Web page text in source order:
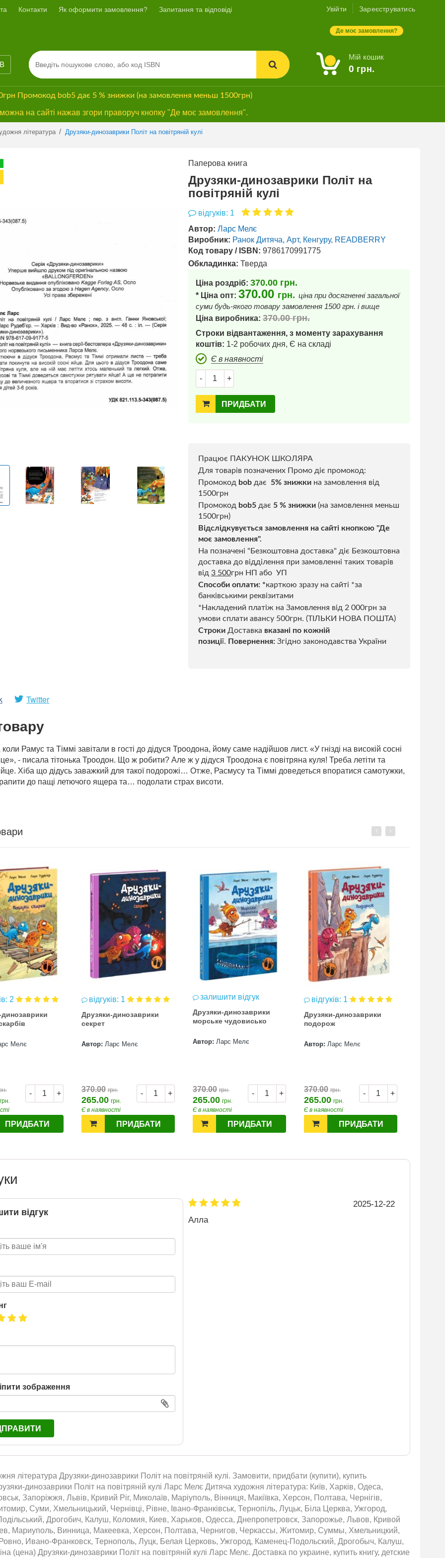
Контакти Як оформити замовлення? Запитання та відповіді Увійти Зареєструватись
Де моє замовлення?
Мій кошик
0 грн.
Промокод bob5 дає 5 % знижки (на замовлення меньш 1500грн)
на сайті нажав згори праворуч кнопку "Де моє замовлення".
література / Друзяки-динозаврики Політ на повітряній кулі
посилка — це один шанс стати
власником нового автомобіля.
Новою поштою і приймай
участь в розіграші авто. Кожна
15 Реєстрація в акції за номером
телефону Сторінка
Previous
ХІТ ПРОДАЖУ
ДОСТАВКА*
Next
Паперова книга
Друзяки-динозаврики Політ на
повітряній кулі
відгуків: 1
Автор: Ларс Мелє
Виробник: Ранок Дитяча, Арт, Кенгуру, READBERRY
Код товару / ISBN: 9786170991775
Обкладинка: Тверда
Ціна роздріб: 370.00 грн.
* Ціна опт: 370.00 грн. ціна при досягненні загальної
суми будь-якого товару замовлення 1500 грн. і вище
Ціна виробника: 370.00грн.
Строки відвантаження, з моменту зарахування
коштів: 1-2 робочих дня, Є на складі
Є в наявності
- +
ПРИДБАТИ
Працює ПАКУНОК ШКОЛЯРА
Для товарів позначених Промо діє промокод:
Промокод bob дає 5% знижки на замовлення від
1500грн
Промокод bob5 дає 5 % знижки (на замовлення меньш
1500грн)
Відслідкувується замовлення на сайті кнопкою "Де
моє замовлення".
На позначені "Безкоштовна доставка" діє Безкоштовна
доставка до відділення при замовленні таких товарів
від 3 500грн НП або УП
Способи оплати: *карткою зразу на сайті *за
банківськими реквізитами
*Накладений платіж на Замовлення від 2 000грн за
умови сплати авансу 500грн. (ТІЛЬКИ НОВА ПОШТА)
Строки Доставка вказані по кожній
позиції. Повернення: Згідно законодавства України
Twitter
Рамус та Тіммі завітали в гості до дідуся Троодона, йому саме надійшов лист. «У гнізді на високій сосні
- писала тітонька Троодон. Що ж робити? Але ж у дідуся Троодона є повітряна куля! Треба летіти та
Хіба що дідусь заважкий для такої подорожі… Отже, Расмусу та Тіммі доведеться впоратися самотужки,
до пащі летючого ящера та… подолати страх висоти.
Previous
2
Мелє
- +
грн.
ПРИДБАТИ
відгуків: 1
Друзяки-динозаврики
секрет
Автор: Ларс Мелє
- +
370.00 грн.
265.00 грн.
Є в наявності
ПРИДБАТИ
залишити відгук
Друзяки-динозаврики
морське чудовисько
Автор: Ларс Мелє
- +
370.00 грн.
265.00 грн.
Є в наявності
ПРИДБАТИ
відгуків: 1
Друзяки-динозаврики
подорож
Автор: Ларс Мелє
- +
370.00 грн.
265.00 грн.
Є в наявності
ПРИДБАТИ
Next
відгук
зображення
2025-12-22
Алла
література Друзяки-динозаврики Політ на повітряній кулі. Замовити, придбати (купити), купить
динозаврики Політ на повітряній кулі Ларс Мелє Дитяча художня література: Київ, Харків, Одеса,
Запоріжжя, Львів, Кривий Ріг, Миколаїв, Маріуполь, Вінниця, Макіївка, Херсон, Полтава, Чернігів,
Суми, Хмельницький, Чернівці, Рівне, Івано-Франківськ, Тернопіль, Луцьк, Біла Церква, Ужгород,
Дрогобич, Калуш, Коломия, Киев, Харьков, Одесса, Днепропетровск, Запорожье, Львов, Кривой
Мариуполь, Винница, Макеевка, Херсон, Полтава, Чернигов, Черкассы, Житомир, Суммы, Хмельницкий,
Ивано-Франковск, Тернополь, Луцк, Белая Церковь, Ужгород, Каменец-Подольский, Дрогобыч, Калуш,
(цена) Друзяки-динозаврики Політ на повітряній кулі Ларс Мелє. Доставка по украине, купить книгу, детские